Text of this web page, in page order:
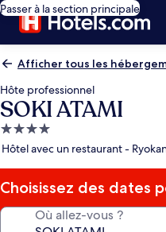
Passer à la section principale
Afficher tous les
Hôte professionnel
SOKI ATAMI
Hébergement
4.0 étoiles
Hôtel avec un restaurant -
Choisissez des dates
Où allez-vous ?